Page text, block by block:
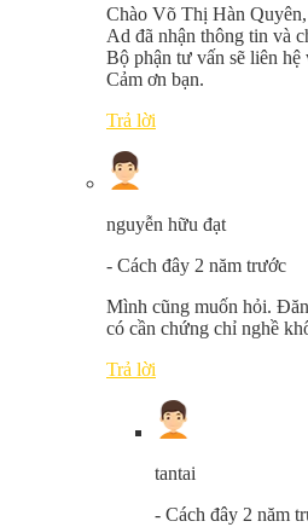
Chào Võ Thị Hàn Quyên,
Ad đã nhận thông tin và
Bộ phận tư vấn sẽ liên
Cảm ơn bạn.
Trả lời
nguyễn hữu đạt
- Cách đây 2 năm trước
Mình cũng muốn hỏi.
có cần chứng chỉ nghề
Trả lời
tantai
- Cách đây 2 năm